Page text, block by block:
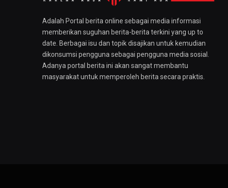
Adalah Portal berita online sebagai media informasi
memberikan suguhan berita-berita terkini yang up to
date. Berbagai isu dan topik disajikan untuk kemudian
dikonsumsi pengguna sebagai pengguna media sosial.
Adanya portal berita ini akan sangat membantu
masyarakat untuk memperoleh berita secara praktis.